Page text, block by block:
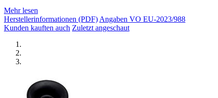
Mehr lesen
Herstellerinformationen (PDF)Angaben VO EU-2023/988
Kunden kauften auch Zuletzt angeschaut